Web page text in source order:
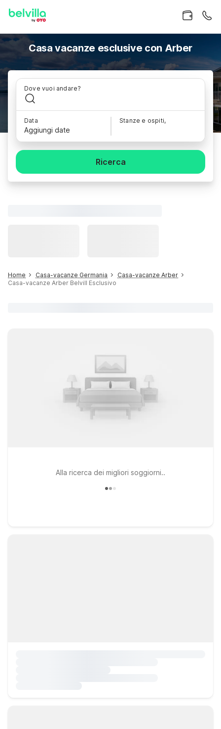
Casa vacanze esclusive con Arber
Dove vuoi andare?
Data
Aggiungi date
Stanze e ospiti,
Ricerca
Home Casa-vacanze Germania
Casa-vacanze Arber
Casa-vacanze Arber Belvill Esclusivo
Alla ricerca dei migliori soggiorni..